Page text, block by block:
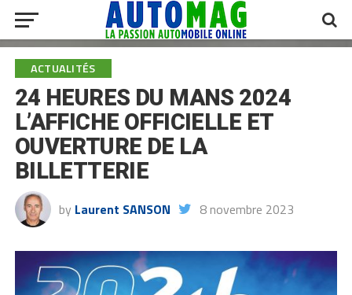
ACTUALITÉS
24 HEURES DU MANS 2024
L’AFFICHE OFFICIELLE ET
OUVERTURE DE LA
BILLETTERIE
by Laurent SANSON 8 novembre 2023